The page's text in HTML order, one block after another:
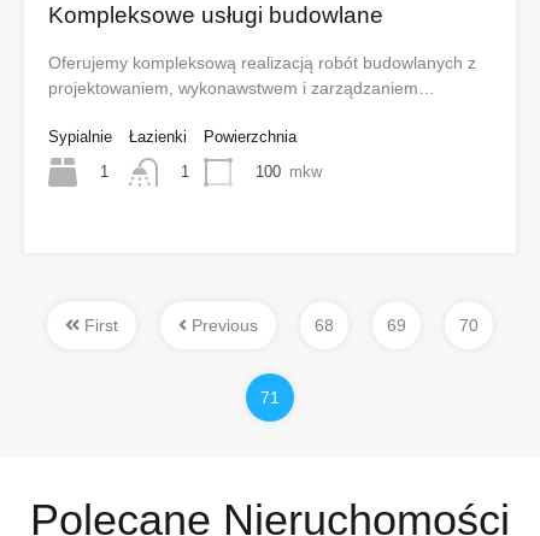
Kompleksowe usługi budowlane
Oferujemy kompleksową realizacją robót budowlanych z
projektowaniem, wykonawstwem i zarządzaniem…
Sypialnie
1
Łazienki
1
Powierzchnia
100 mkw
First Previous 68 69 70
71
Polecane Nieruchomości